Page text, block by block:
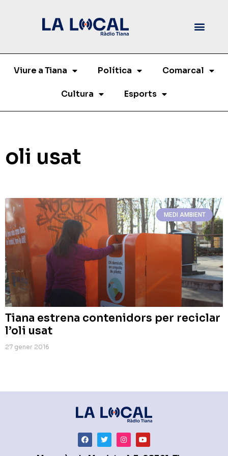
Viure a Tiana Política Comarcal
Cultura Esports
oli usat
MEDI AMBIENT
Tiana estrena contenidors per reciclar
l’oli usat
27 gener 2016